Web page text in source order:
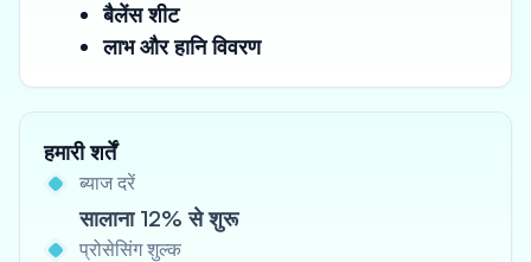
बैलेंस शीट
लाभ और हानि विवरण
हमारी शर्तें
ब्याज दरें
सालाना 12% से शुरू
प्रोसेसिंग शुल्क